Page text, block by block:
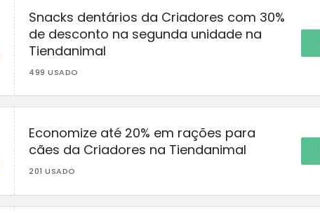
Snacks dentários da Criadores com 30%
de desconto na segunda unidade na
Tiendanimal
499 USADO
Economize até 20% em rações para
cães da Criadores na Tiendanimal
201 USADO